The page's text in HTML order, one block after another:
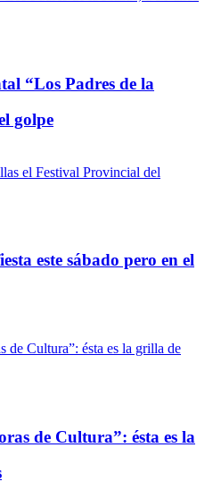
“Los Padres de la
golpe
este sábado pero en el
de Cultura”: ésta es la